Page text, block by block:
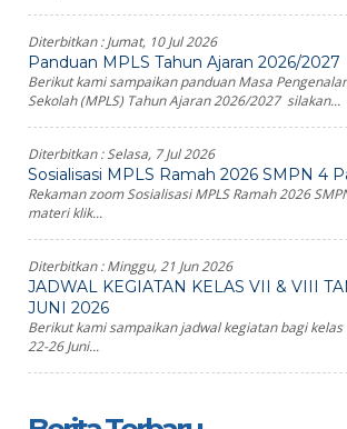
Diterbitkan :Jumat, 10 Jul 2026
Panduan MPLS Tahun Ajaran 2026/2027
Berikut kami sampaikan panduan Masa
Sekolah (MPLS) Tahun Ajaran 2026/2027 silakan...
Diterbitkan :Selasa, 7 Jul 2026
Sosialisasi MPLS Ramah 2026 SMPN 4
Rekaman zoom Sosialisasi MPLS Ramah 2026
materi klik...
Diterbitkan :Minggu, 21 Jun 2026
JADWAL KEGIATAN KELAS VII & VIII
JUNI 2026
Berikut kami sampaikan jadwal kegiatan bagi kelas
22-26 Juni...